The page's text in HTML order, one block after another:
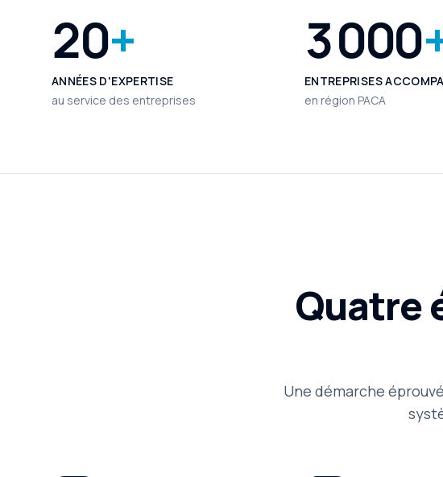
20+
ANNÉES D'EXPERTISE
au service des entreprises
3 000
ENTREPRISES
en région PACA
Quatre
Une démarche